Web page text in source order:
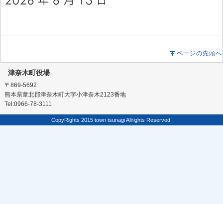
ページの先頭へ
津奈木町役場
〒869-5692
熊本県葦北郡津奈木町大字小津奈木2123番地
Tel:0966-78-3111
CopyRights 2015 town tsunagi Allrights Reserved.